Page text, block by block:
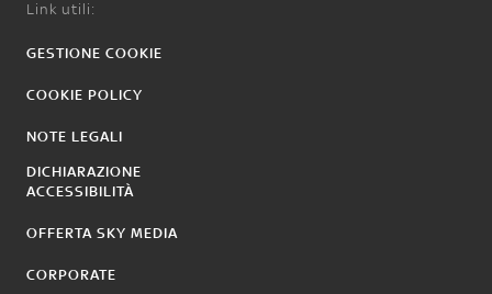
Link utili:
GESTIONE COOKIE
COOKIE POLICY
NOTE LEGALI
DICHIARAZIONE
ACCESSIBILITÀ
OFFERTA SKY MEDIA
CORPORATE